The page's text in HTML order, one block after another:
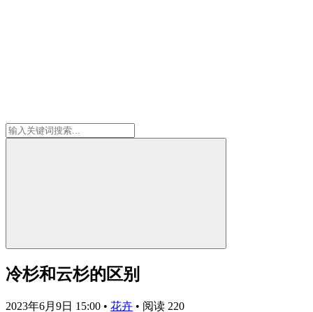
冷杉和云杉的区别
2023年6月9日 15:00 • 花卉 • 阅读 220